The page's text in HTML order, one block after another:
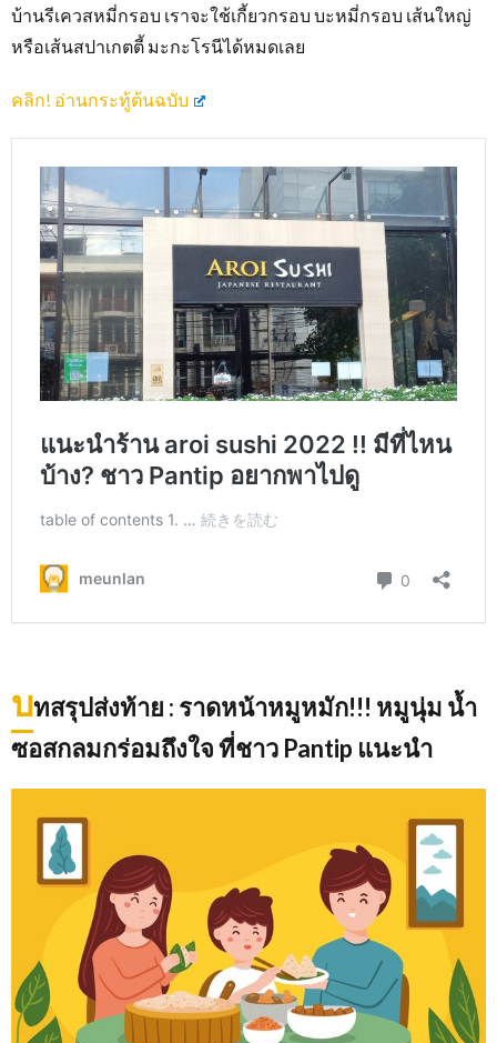
บ้านรีเควสหมี่กรอบ เราจะใช้เกี้ยวกรอบ บะหมี่กรอบ เส้นใหญ่
หรือเส้นสปาเกตตี้ มะกะโรนีได้หมดเลย
คลิก! อ่านกระทู้ต้นฉบับ
บทสรุปส่งท้าย : ราดหน้าหมูหมัก!!! หมูนุ่ม น้ำ
ซอสกลมกร่อมถึงใจ ที่ชาว Pantip แนะนำ